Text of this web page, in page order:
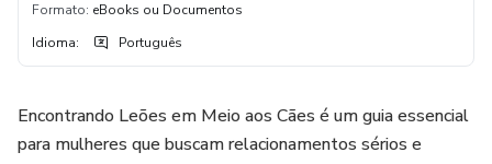
Formato: eBooks ou Documentos
Idioma: Português
Encontrando Leões em Meio aos Cães é um guia essencial
para mulheres que buscam relacionamentos sérios e